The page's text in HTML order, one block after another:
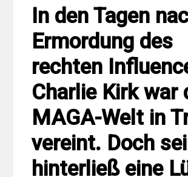
In den Tagen
Ermordung des
rechten
Charlie Kirk war
MAGA-Welt in
vereint. Doch
hinterließ eine